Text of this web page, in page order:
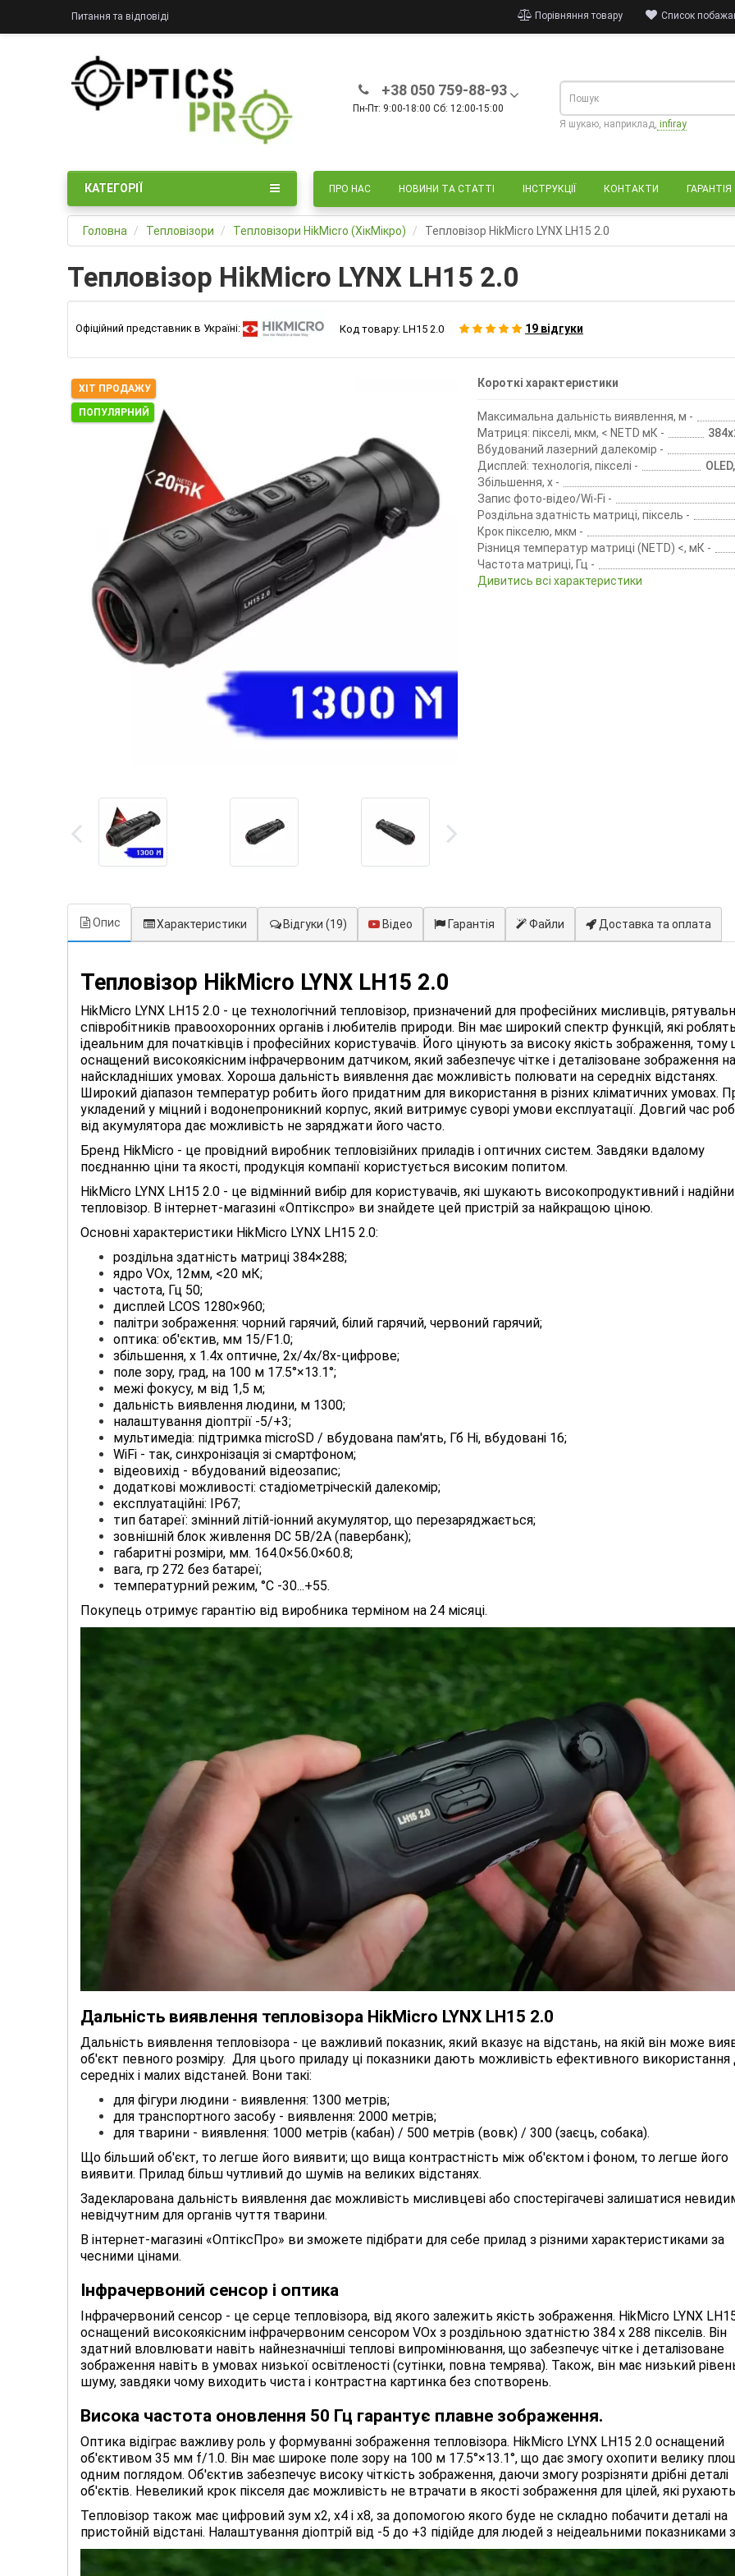
Питання та відповіді Список
Порівняння товару
+38 050 759-88-93
Пн-Пт: 9:00-18:00 Сб: 12:00-15:00
Я шукаю, наприклад, infiray
ПРО НАС НОВИНИ ТА СТАТТІ ІНСТРУКЦІЇ КОНТАКТИ
КАТЕГОРІЇ
Головна Тепловізори Тепловізори HikMicro (ХікМікро) Тепловізор HikMicro LYNX LH15 2.0
Тепловізор HikMicro LYNX LH15 2.0
Офіційний представник в Україні: Код товару: LH15 2.0 19 відгуки
ХІТ ПРОДАЖУ
ПОПУЛЯРНИЙ
Короткі характеристики
Максимальна дальність виявлення, м -
Матриця: пікселі, мкм, < NETD мК -
Вбудований лазерний далекомір -
Дисплей: технологія, пікселі -
Збільшення, х -
Запис фото-відео/Wi-Fi -
Роздільна здатність матриці, піксель -
Крок пікселю, мкм -
Різниця температур матриці (NETD) <, мК -
Частота матриці, Гц -
Дивитись всі характеристики
Опис Характеристики Відгуки (19) Відео Гарантія Файли Доставка та оплата
Тепловізор HikMicro LYNX LH15 2.0
HikMicro LYNX LH15 2.0 - це технологічний тепловізор, призначений для професійних мисливців,
співробітників правоохоронних органів і любителів природи. Він має широкий спектр функцій, які
ідеальним для початківців і професійних користувачів. Його цінують за високу якість зображення, тому
оснащений високоякісним інфрачервоним датчиком, який забезпечує чітке і деталізоване зображення
найскладніших умовах. Хороша дальність виявлення дає можливість полювати на середніх відстанях.
Широкий діапазон температур робить його придатним для використання в різних кліматичних умовах.
укладений у міцний і водонепроникний корпус, який витримує суворі умови експлуатації. Довгий час
від акумулятора дає можливість не заряджати його часто.
Бренд HikMicro - це провідний виробник тепловізійних приладів і оптичних систем. Завдяки вдалому
поєднанню ціни та якості, продукція компанії користується високим попитом.
HikMicro LYNX LH15 2.0 - це відмінний вибір для користувачів, які шукають високопродуктивний і
тепловізор. В інтернет-магазині «Оптікспро» ви знайдете цей пристрій за найкращою ціною.
Основні характеристики HikMicro LYNX LH15 2.0:
роздільна здатність матриці 384×288;
ядро VOx, 12мм, <20 мК;
частота, Гц 50;
дисплей LCOS 1280×960;
палітри зображення: чорний гарячий, білий гарячий, червоний гарячий;
оптика: об'єктив, мм 15/F1.0;
збільшення, х 1.4x оптичне, 2х/4х/8х-цифрове;
поле зору, град, на 100 м 17.5°×13.1°;
межі фокусу, м від 1,5 м;
дальність виявлення людини, м 1300;
налаштування діоптрії -5/+3;
мультимедіа: підтримка microSD / вбудована пам'ять, Гб Ні, вбудовані 16;
WiFi - так, синхронізація зі смартфоном;
відеовихід - вбудований відеозапис;
додаткові можливості: стадіометріческій далекомір;
експлуатаційні: IP67;
тип батареї: змінний літій-іонний акумулятор, що перезаряджається;
зовнішній блок живлення DC 5В/2А (павербанк);
габаритні розміри, мм. 164.0×56.0×60.8;
вага, гр 272 без батареї;
температурний режим, °C -30...+55.
Покупець отримує гарантію від виробника терміном на 24 місяці.
Дальність виявлення тепловізора HikMicro LYNX LH15 2.0
Дальність виявлення тепловізора - це важливий показник, який вказує на відстань, на якій він може
об'єкт певного розміру. Для цього приладу ці показники дають можливість ефективного використання
середніх і малих відстаней. Вони такі:
для фігури людини - виявлення: 1300 метрів;
для транспортного засобу - виявлення: 2000 метрів;
для тварини - виявлення: 1000 метрів (кабан) / 500 метрів (вовк) / 300 (заєць, собака).
Що більший об'єкт, то легше його виявити; що вища контрастність між об'єктом і фоном, то легше його
виявити. Прилад більш чутливий до шумів на великих відстанях.
Задекларована дальність виявлення дає можливість мисливцеві або спостерігачеві залишатися
невідчутним для органів чуття тварини.
В інтернет-магазині «ОптіксПро» ви зможете підібрати для себе прилад з різними характеристиками за
чесними цінами.
Інфрачервоний сенсор і оптика
Інфрачервоний сенсор - це серце тепловізора, від якого залежить якість зображення. HikMicro LYNX
оснащений високоякісним інфрачервоним сенсором VOx з роздільною здатністю 384 x 288 пікселів. Він
здатний вловлювати навіть найнезначніші теплові випромінювання, що забезпечує чітке і деталізоване
зображення навіть в умовах низької освітленості (сутінки, повна темрява). Також, він має низький
шуму, завдяки чому виходить чиста і контрастна картинка без спотворень.
Висока частота оновлення 50 Гц гарантує плавне зображення.
Оптика відіграє важливу роль у формуванні зображення тепловізора. HikMicro LYNX LH15 2.0 оснащений
об'єктивом 35 мм f/1.0. Він має широке поле зору на 100 м 17.5°×13.1°, що дає змогу охопити велику
одним поглядом. Об'єктив забезпечує високу чіткість зображення, даючи змогу розрізняти дрібні деталі
об'єктів. Невеликий крок пікселя дає можливість не втрачати в якості зображення для цілей, які
Тепловізор також має цифровий зум x2, x4 і x8, за допомогою якого буде не складно побачити деталі на
пристойній відстані. Налаштування діоптрій від -5 до +3 підійде для людей з неідеальними показниками